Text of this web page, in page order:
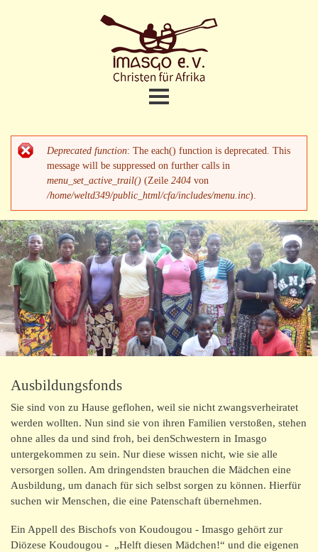
zum
Projekte
Brunnenbau
Bildungszentrum CPI
Lycée
Bibliothek in Imasgo
Schulkantine
Ausbildungsfonds
Verkauf von Produkten aus Burkina
Begegnungen
Termine und Aktuelles
Fehlermeldung
Deprecated function: The each() function is deprecated. This
message will be suppressed on further calls in
menu_set_active_trail() (Zeile 2404 von
/home/weltd349/public_html/cfa/includes/menu.inc).
Ausbildungsfonds
Sie sind von zu Hause geflohen, weil sie nicht zwangsverheiratet
werden wollten. Nun sind sie von ihren Familien verstoßen, stehen
ohne alles da und sind froh, bei denSchwestern in Imasgo
untergekommen zu sein. Nur diese wissen nicht, wie sie alle
versorgen sollen. Am dringendsten brauchen die Mädchen eine
Ausbildung, um danach für sich selbst sorgen zu können. Hierfür
suchen wir Menschen, die eine Patenschaft übernehmen.
Ein Appell des Bischofs von Koudougou - Imasgo gehört zur
Diözese Koudougou - „Helft diesen Mädchen!“ und die eigenen